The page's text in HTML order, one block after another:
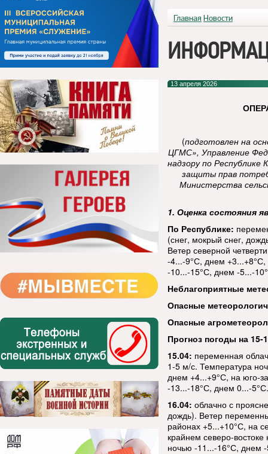
Главная Новости
13 апреля 2026
(подготовлен на
ЦГМС», Управление
надзору по Республике
защиты прав
Министерства
1. Оценка состояния
По Республике:
(снег, мокрый снег,
Ветер северной
-4...-9°С, днем
-10...-15°С, днем -5...-
Неблагоприятные
Опасные
Опасные
Прогноз погоды на 15-
15.04: переменная
1-5 м/с. Температура
днем +4...+9°С, на юго-
-13...-18°С, днем 0...-5°С.
16.04: облачно с
дождь). Ветер
районах +5...+10°С, на
крайнем северо-
ночью -11...-16°С, днем